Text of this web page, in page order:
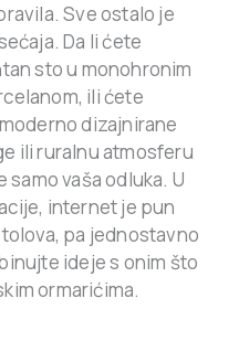
Sve ostalo je
Da li ćete
sto u monohronim
ili ćete
dizajnirane
ili ruralnu atmosferu
vaša odluka. U
internet je pun
pa jednostavno
ideje s onim što
ormarićima.